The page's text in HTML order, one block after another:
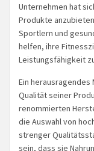
Unternehmen hat
Produkte
Sportlern und
helfen, ihre
Leistungsfähigkeit
Ein herausragendes
Qualität seiner
renommierten
die Auswahl von
strenger
sein, dass sie